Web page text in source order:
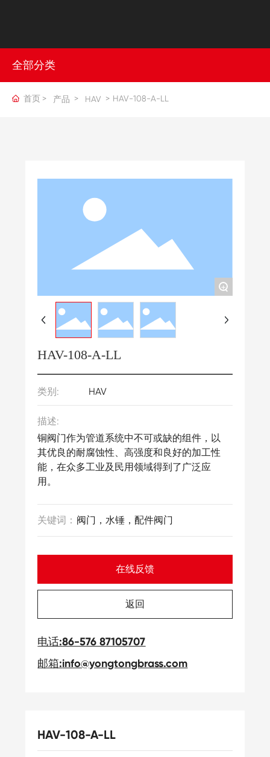
全部分类
首页 产品 HAV HAV-108-A-LL
+
HAV-108-A-LL
类别: HAV
描述:
铜阀门作为管道系统中不可或缺的组件，以
其优良的耐腐蚀性、高强度和良好的加工性
能，在众多工业及民用领域得到了广泛应
用。
关键词： 阀门，水锤，配件阀门
在线反馈
返回
电话:86-576 87105707
邮箱:info@yongtongbrass.com
HAV-108-A-LL